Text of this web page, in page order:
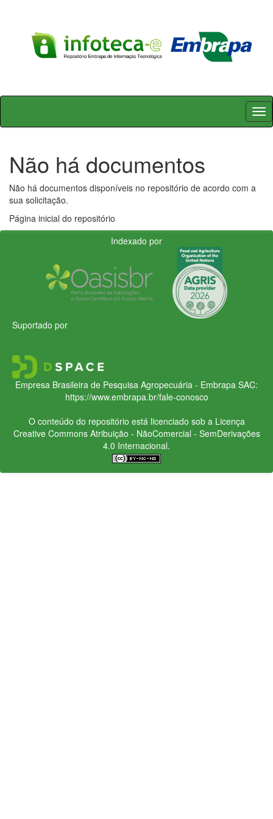
Skip
Não há documentos
Não há documentos disponíveis no repositório de acordo com a
sua solicitação.
Página inicial do repositório
Indexado por
Suportado por
Empresa Brasileira de Pesquisa Agropecuária - Embrapa SAC:
https://www.embrapa.br/fale-conosco
O conteúdo do repositório está licenciado sob a Licença
Creative CommonsAtribuição - NãoComercial - SemDerivações
4.0 Internacional.